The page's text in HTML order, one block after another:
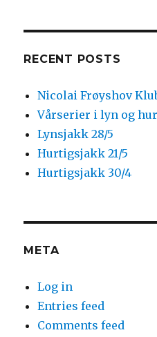
RECENT POSTS
Nicolai Frøyshov
Vårserier i lyn og
Lynsjakk 28/5
Hurtigsjakk 21/5
Hurtigsjakk 30/4
META
Log in
Entries feed
Comments feed